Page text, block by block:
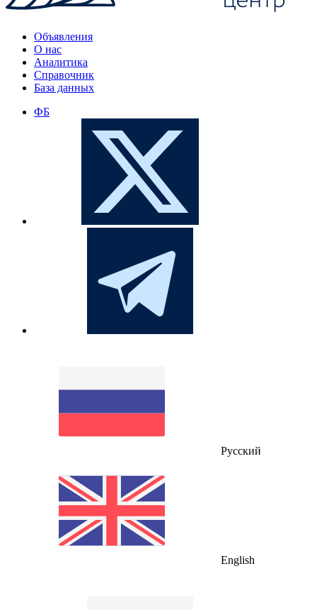
Объявления
О нас
Аналитика
Справочник
База данных
ФБ
Русский
English